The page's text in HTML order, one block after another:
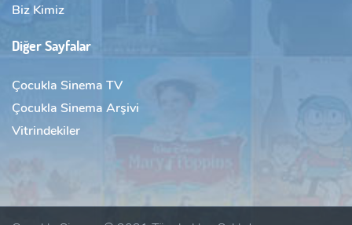
Biz Kimiz
Diğer Sayfalar
Çocukla Sinema TV
Çocukla Sinema Arşivi
Vitrindekiler